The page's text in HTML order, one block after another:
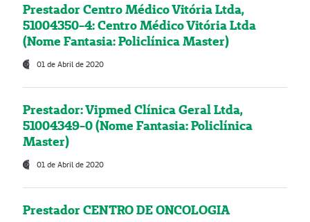
Prestador Centro Médico Vitória Ltda,
51004350-4: Centro Médico Vitória Ltda
(Nome Fantasia: Policlínica Master)
01 de Abril de 2020
Prestador: Vipmed Clínica Geral Ltda,
51004349-0 (Nome Fantasia: Policlínica
Master)
01 de Abril de 2020
Prestador CENTRO DE ONCOLOGIA